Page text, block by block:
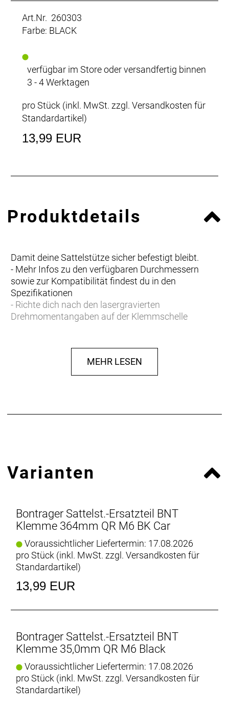
Art.Nr. 260303
Farbe: BLACK
verfügbar im Store oder versandfertig binnen
3 - 4 Werktagen
pro Stück (inkl. MwSt. zzgl. Versandkosten für
Standardartikel)
13,99 EUR
Produktdetails
Damit deine Sattelstütze sicher befestigt bleibt.
- Mehr Infos zu den verfügbaren Durchmessern
sowie zur Kompatibilität findest du in den
Spezifikationen
- Richte dich nach den lasergravierten
Drehmomentangaben auf der Klemmschelle
MEHR LESEN
Varianten
Bontrager Sattelst.-Ersatzteil BNT
Klemme 364mm QR M6 BK Car
Voraussichtlicher Liefertermin: 17.08.2026
pro Stück (inkl. MwSt. zzgl. Versandkosten für
Standardartikel)
13,99 EUR
Bontrager Sattelst.-Ersatzteil BNT
Klemme 35,0mm QR M6 Black
Voraussichtlicher Liefertermin: 17.08.2026
pro Stück (inkl. MwSt. zzgl. Versandkosten für
Standardartikel)